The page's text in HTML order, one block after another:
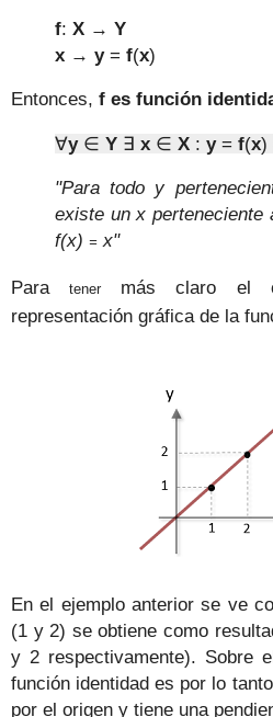
f: X → Y
x → y = f(x)
Entonces, f es función
∀y ∈ Y ∃ x ∈ X : y = f(x)
"Para todo y
existe un x perteneciente
f(x) = x"
Paratener más claro el
representación gráfica de la
En el ejemplo anterior se ve
(1 y 2) se obtiene como
y 2 respectivamente). Sobre
función identidad es por lo
por el origen y tiene una